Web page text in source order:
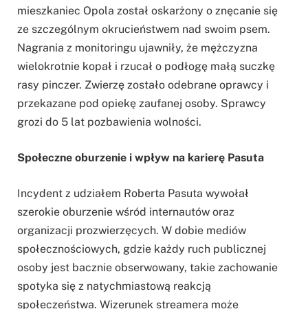
mieszkaniec Opola został oskarżony o znęcanie się
ze szczególnym okrucieństwem nad swoim psem.
Nagrania z monitoringu ujawniły, że mężczyzna
wielokrotnie kopał i rzucał o podłogę małą suczkę
rasy pinczer. Zwierzę zostało odebrane oprawcy i
przekazane pod opiekę zaufanej osoby. Sprawcy
grozi do 5 lat pozbawienia wolności.
Społeczne oburzenie i wpływ na karierę Pasuta
Incydent z udziałem Roberta Pasuta wywołał
szerokie oburzenie wśród internautów oraz
organizacji prozwierzęcych. W dobie mediów
społecznościowych, gdzie każdy ruch publicznej
osoby jest bacznie obserwowany, takie zachowanie
spotyka się z natychmiastową reakcją
społeczeństwa. Wizerunek streamera może